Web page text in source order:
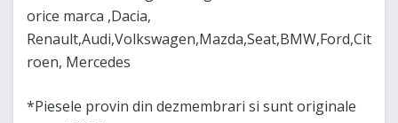
orice marca ,Dacia,
Renault,Audi,Volkswagen,Mazda,Seat,BMW,Ford,Cit
roen, Mercedes
*Piesele provin din dezmembrari si sunt originale